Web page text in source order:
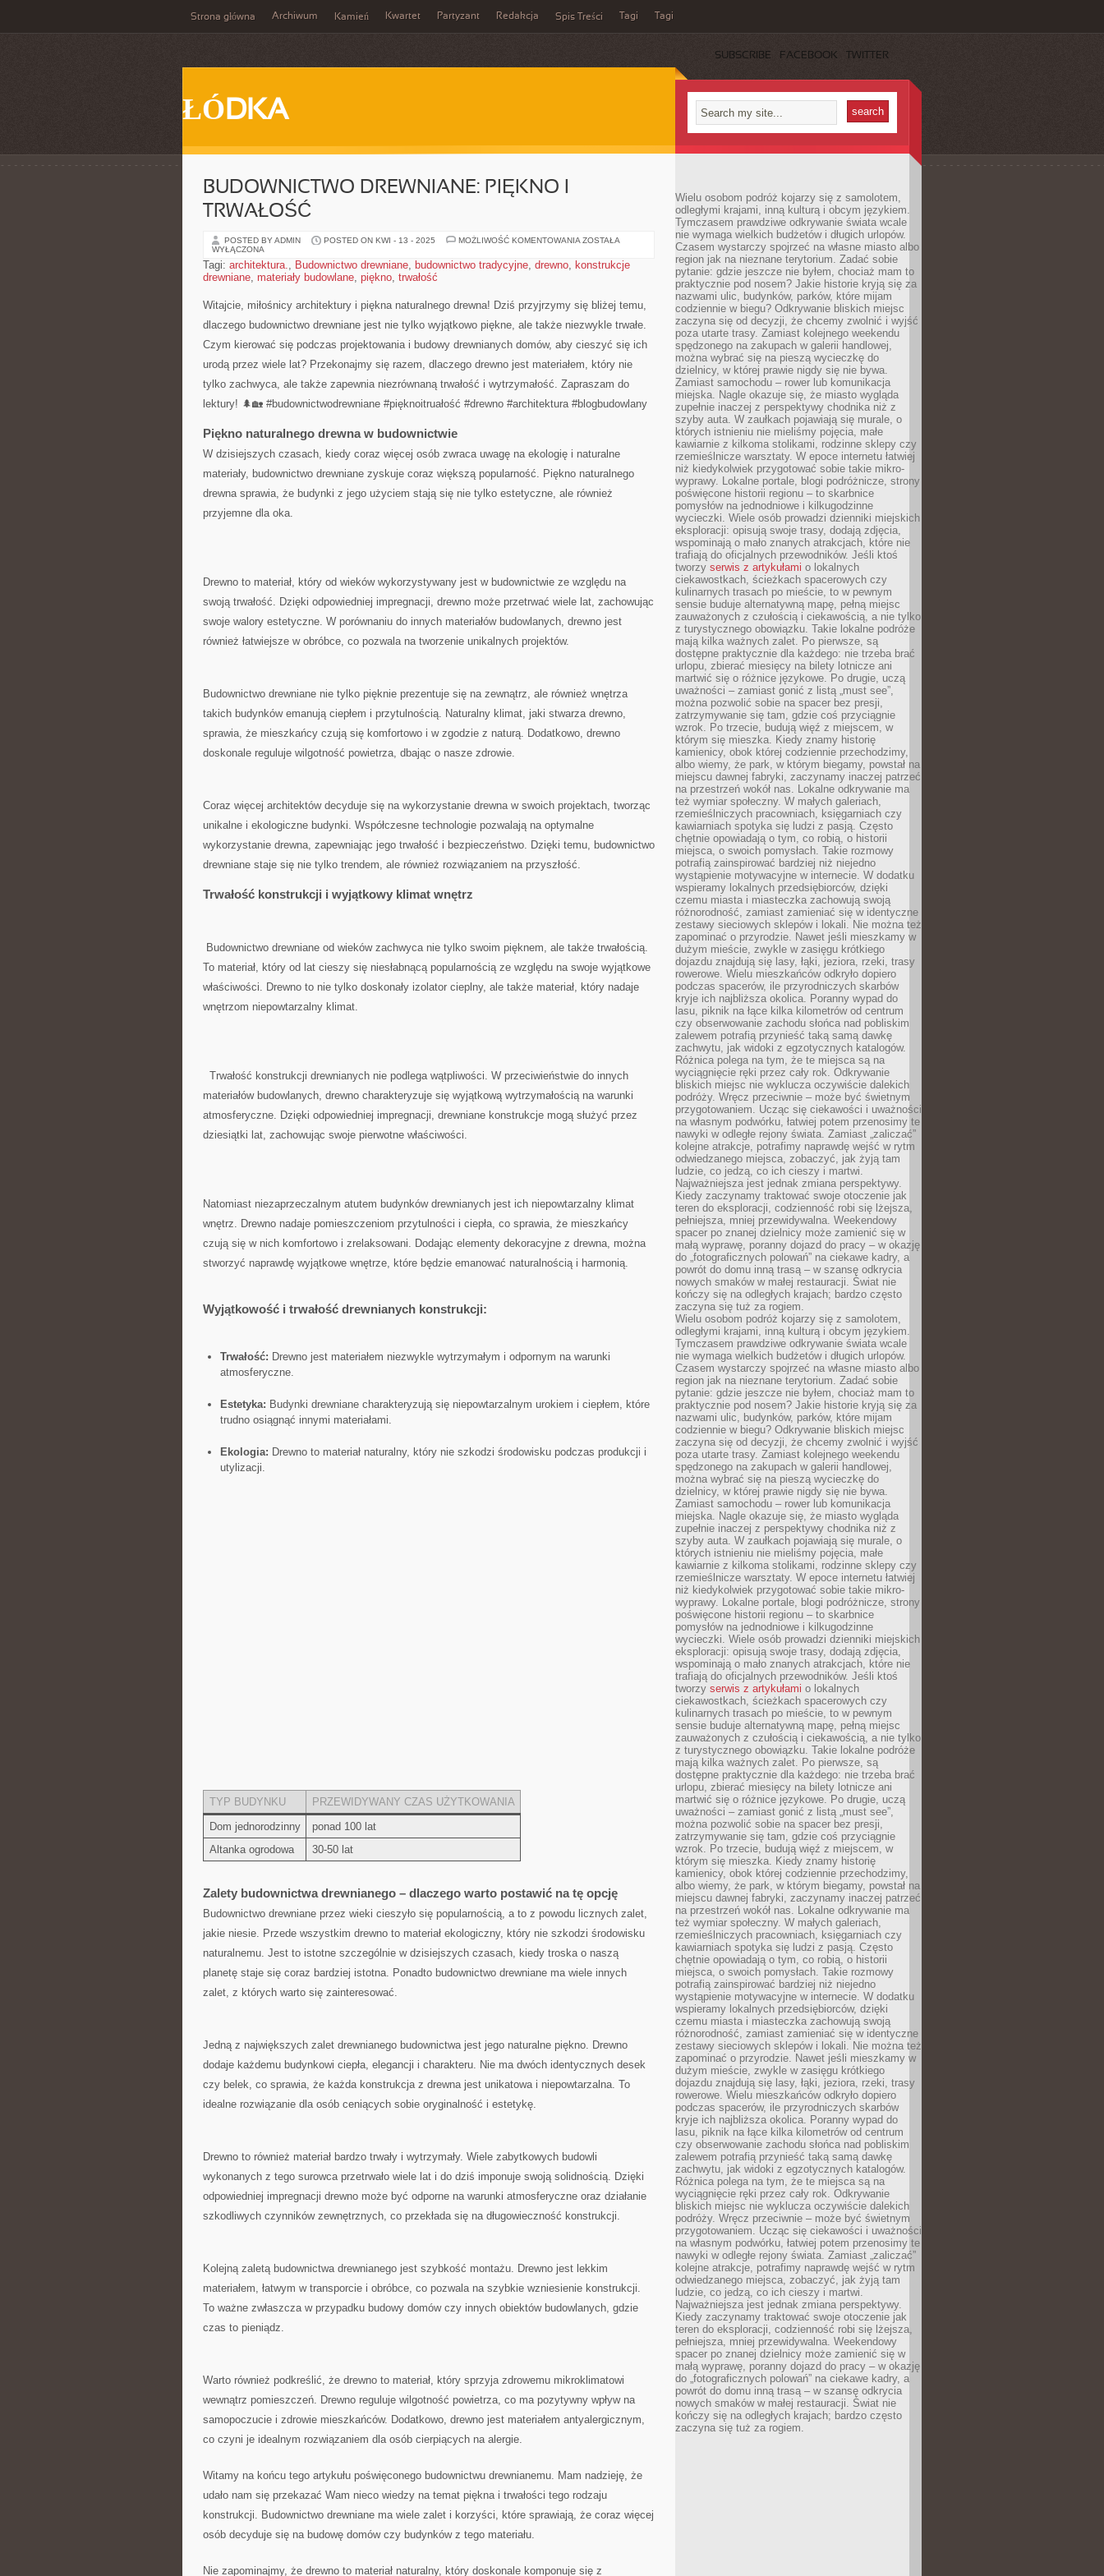
Strona główna Archiwum Kamień Kwartet Partyzant Redakcja Spis Treści Tagi Tagi
SUBSCRIBE FACEBOOK TWITTER
ŁÓDKA
BUDOWNICTWO DREWNIANE: PIĘKNO I
TRWAŁOŚĆ
POSTED BY ADMIN POSTED ON KWI - 13 - 2025 MOŻLIWOŚĆ KOMENTOWANIA BUDOWNICTWO
I
ZOSTAŁA
WYŁĄCZONA
Tagi: architektura., Budownictwo drewniane, budownictwo tradycyjne, drewno, konstrukcje
drewniane, materiały budowlane, piękno, trwałość
Witajcie, miłośnicy architektury i piękna naturalnego drewna! Dziś‌ przyjrzymy⁤ się bliżej temu,
dlaczego ⁢budownictwo ⁣drewniane jest nie ‌tylko wyjątkowo‍ piękne, ale⁢ także niezwykle trwałe.
Czym kierować się podczas projektowania i budowy drewnianych domów, aby cieszyć ⁤się ich‌
urodą przez wiele lat? Przekonajmy się razem, dlaczego drewno ⁤jest materiałem, który nie⁣
tylko zachwyca, ale także zapewnia niezrównaną trwałość i wytrzymałość. Zapraszam do
lektury! 🌲🏡 #budownictwodrewniane #pięknoitruałość #drewno​ #architektura‍ #blogbudowlany
Piękno‍ naturalnego drewna‌ w budownictwie
W⁤ dzisiejszych czasach, kiedy coraz więcej osób zwraca uwagę na ekologię i naturalne⁣
materiały, budownictwo drewniane⁤ zyskuje coraz większą popularność. Piękno naturalnego
drewna sprawia, że⁣ budynki z jego użyciem stają się⁤ nie tylko estetyczne, ⁣ale również
przyjemne dla oka.
Drewno to materiał, który od wieków wykorzystywany jest w budownictwie ⁤ze względu na
swoją trwałość. Dzięki odpowiedniej impregnacji, drewno może⁤ przetrwać wiele lat,⁣ zachowując
swoje walory estetyczne. W porównaniu do innych materiałów budowlanych, drewno‍ jest
⁢również łatwiejsze w obróbce, co pozwala na tworzenie unikalnych projektów.
Budownictwo drewniane nie tylko pięknie prezentuje się na zewnątrz, ale ​również wnętrza
takich budynków emanują⁣ ciepłem ⁤i‍ przytulnością. Naturalny klimat, jaki stwarza drewno,
sprawia, że mieszkańcy czują się komfortowo i w zgodzie z naturą. Dodatkowo,‍ drewno
⁣doskonale reguluje wilgotność powietrza, dbając o nasze zdrowie.
Coraz więcej architektów decyduje się ⁤na wykorzystanie drewna w ⁣swoich projektach, tworząc
⁤unikalne i⁢ ekologiczne budynki. Współczesne⁤ technologie pozwalają na optymalne
wykorzystanie ‌drewna, zapewniając jego trwałość i bezpieczeństwo. Dzięki temu, budownictwo
drewniane staje się nie tylko trendem, ale również rozwiązaniem na przyszłość.
Trwałość⁣ konstrukcji i‌ wyjątkowy⁢ klimat⁢ wnętrz
⁣ Budownictwo drewniane od wieków‍ zachwyca nie tylko swoim pięknem, ale także trwałością.
To materiał, ⁤który od ‍lat cieszy się niesłabnącą popularnością ze względu⁣ na ⁤swoje wyjątkowe‌
właściwości. Drewno to nie tylko doskonały izolator cieplny, ale także materiał, który nadaje
wnętrzom niepowtarzalny klimat.
‌ ⁤ Trwałość konstrukcji ​drewnianych nie podlega wątpliwości. W przeciwieństwie do innych
materiałów budowlanych, drewno charakteryzuje się wyjątkową wytrzymałością‍ na‌ warunki
atmosferyczne. Dzięki odpowiedniej impregnacji, drewniane konstrukcje mogą służyć przez
dziesiątki lat, zachowując swoje pierwotne właściwości.
Natomiast niezaprzeczalnym‍ atutem budynków drewnianych jest ich niepowtarzalny klimat
wnętrz. Drewno nadaje‌ pomieszczeniom przytulności ⁣i ciepła,​ co sprawia, że mieszkańcy
czują ‍się w nich komfortowo i​ zrelaksowani. Dodając elementy dekoracyjne z drewna, można
stworzyć naprawdę wyjątkowe wnętrze, które będzie emanować naturalnością i harmonią.
Wyjątkowość i trwałość‍ drewnianych konstrukcji:
Trwałość: Drewno jest materiałem niezwykle wytrzymałym i odpornym na warunki
atmosferyczne.
Estetyka: Budynki ⁢drewniane ⁣charakteryzują się niepowtarzalnym urokiem i ciepłem, które
trudno osiągnąć innymi ⁤materiałami.
Ekologia: Drewno to ​materiał naturalny, który nie szkodzi środowisku podczas produkcji i
utylizacji.
TYP BUDYNKU
PRZEWIDYWANY CZAS UŻYTKOWANIA
Dom jednorodzinny
ponad 100 lat
Altanka ogrodowa
30-50 lat
Zalety budownictwa drewnianego – dlaczego warto postawić na tę opcję
Budownictwo drewniane przez wieki ‍cieszyło się popularnością, a to⁤ z powodu licznych zalet,
jakie niesie. Przede wszystkim drewno to materiał ekologiczny, który nie szkodzi środowisku
naturalnemu. Jest ​to istotne szczególnie w dzisiejszych czasach, kiedy troska o naszą
planetę staje się ⁤coraz⁣ bardziej istotna. Ponadto budownictwo drewniane ma wiele innych
zalet, z których warto się ‌zainteresować.
Jedną ‌z ​największych zalet drewnianego budownictwa ‌jest jego naturalne​ piękno. Drewno
dodaje każdemu budynkowi ciepła, elegancji ​i charakteru. Nie ma​ dwóch⁤ identycznych desek
czy belek, ​co sprawia, że każda konstrukcja z drewna⁤ jest unikatowa i niepowtarzalna. To⁣
idealne rozwiązanie dla osób ⁢ceniących sobie oryginalność i estetykę.
Drewno to również materiał bardzo‌ trwały i wytrzymały.‌ Wiele zabytkowych​ budowli
wykonanych z tego surowca przetrwało wiele lat i do dziś imponuje swoją⁣ solidnością. Dzięki​
odpowiedniej impregnacji drewno może być odporne na warunki atmosferyczne oraz działanie
szkodliwych czynników ‌zewnętrznych, co przekłada się na ‌długowieczność konstrukcji.
Kolejną zaletą budownictwa drewnianego jest szybkość montażu.⁤ Drewno jest lekkim
materiałem, łatwym w transporcie i obróbce, co pozwala na szybkie ‌wzniesienie konstrukcji.
⁤To ważne zwłaszcza ​w przypadku ⁤budowy domów czy innych obiektów budowlanych, gdzie
czas ⁣to pieniądz.
Warto również ⁣podkreślić, że drewno to ​materiał,​ który sprzyja zdrowemu mikroklimatowi
wewnątrz pomieszczeń. Drewno reguluje wilgotność powietrza, co ma pozytywny wpływ na
⁢samopoczucie i ⁢zdrowie ⁤mieszkańców. Dodatkowo, drewno‍ jest materiałem antyalergicznym,
co czyni je idealnym rozwiązaniem dla osób ⁣cierpiących na alergie.
Witamy na końcu tego artykułu​ poświęconego ‌budownictwu drewnianemu. Mam nadzieję, że
udało nam się przekazać Wam nieco wiedzy⁤ na temat piękna i trwałości tego rodzaju
konstrukcji. ⁣Budownictwo drewniane ma wiele zalet i korzyści, które sprawiają, że coraz więcej
‌osób⁤ decyduje się na ⁢budowę domów czy budynków z tego materiału.
Nie⁤ zapominajmy, że drewno to materiał naturalny,‍ który doskonale komponuje się z
Wielu osobom podróż kojarzy się z samolotem,
odległymi krajami, inną kulturą i obcym językiem.
Tymczasem prawdziwe odkrywanie świata wcale
nie wymaga wielkich budżetów i długich urlopów.
Czasem wystarczy spojrzeć na własne miasto albo
region jak na nieznane terytorium. Zadać sobie
pytanie: gdzie jeszcze nie byłem, chociaż mam to
praktycznie pod nosem? Jakie historie kryją się za
nazwami ulic, budynków, parków, które mijam
codziennie w biegu? Odkrywanie bliskich miejsc
zaczyna się od decyzji, że chcemy zwolnić i wyjść
poza utarte trasy. Zamiast kolejnego weekendu
spędzonego na zakupach w galerii handlowej,
można wybrać się na pieszą wycieczkę do
dzielnicy, w której prawie nigdy się nie bywa.
Zamiast samochodu – rower lub komunikacja
miejska. Nagle okazuje się, że miasto wygląda
zupełnie inaczej z perspektywy chodnika niż z
szyby auta. W zaułkach pojawiają się murale, o
których istnieniu nie mieliśmy pojęcia, małe
kawiarnie z kilkoma stolikami, rodzinne sklepy czy
rzemieślnicze warsztaty. W epoce internetu łatwiej
niż kiedykolwiek przygotować sobie takie mikro-
wyprawy. Lokalne portale, blogi podróżnicze, strony
poświęcone historii regionu – to skarbnice
pomysłów na jednodniowe i kilkugodzinne
wycieczki. Wiele osób prowadzi dzienniki miejskich
eksploracji: opisują swoje trasy, dodają zdjęcia,
wspominają o mało znanych atrakcjach, które nie
trafiają do oficjalnych przewodników. Jeśli ktoś
tworzy serwis z artykułami o lokalnych
ciekawostkach, ścieżkach spacerowych czy
kulinarnych trasach po mieście, to w pewnym
sensie buduje alternatywną mapę, pełną miejsc
zauważonych z czułością i ciekawością, a nie tylko
z turystycznego obowiązku. Takie lokalne podróże
mają kilka ważnych zalet. Po pierwsze, są
dostępne praktycznie dla każdego: nie trzeba brać
urlopu, zbierać miesięcy na bilety lotnicze ani
martwić się o różnice językowe. Po drugie, uczą
uważności – zamiast gonić z listą „must see”,
można pozwolić sobie na spacer bez presji,
zatrzymywanie się tam, gdzie coś przyciągnie
wzrok. Po trzecie, budują więź z miejscem, w
którym się mieszka. Kiedy znamy historię
kamienicy, obok której codziennie przechodzimy,
albo wiemy, że park, w którym biegamy, powstał na
miejscu dawnej fabryki, zaczynamy inaczej patrzeć
na przestrzeń wokół nas. Lokalne odkrywanie ma
też wymiar społeczny. W małych galeriach,
rzemieślniczych pracowniach, księgarniach czy
kawiarniach spotyka się ludzi z pasją. Często
chętnie opowiadają o tym, co robią, o historii
miejsca, o swoich pomysłach. Takie rozmowy
potrafią zainspirować bardziej niż niejedno
wystąpienie motywacyjne w internecie. W dodatku
wspieramy lokalnych przedsiębiorców, dzięki
czemu miasta i miasteczka zachowują swoją
różnorodność, zamiast zamieniać się w identyczne
zestawy sieciowych sklepów i lokali. Nie można też
zapominać o przyrodzie. Nawet jeśli mieszkamy w
dużym mieście, zwykle w zasięgu krótkiego
dojazdu znajdują się lasy, łąki, jeziora, rzeki, trasy
rowerowe. Wielu mieszkańców odkryło dopiero
podczas spacerów, ile przyrodniczych skarbów
kryje ich najbliższa okolica. Poranny wypad do
lasu, piknik na łące kilka kilometrów od centrum
czy obserwowanie zachodu słońca nad pobliskim
zalewem potrafią przynieść taką samą dawkę
zachwytu, jak widoki z egzotycznych katalogów.
Różnica polega na tym, że te miejsca są na
wyciągnięcie ręki przez cały rok. Odkrywanie
bliskich miejsc nie wyklucza oczywiście dalekich
podróży. Wręcz przeciwnie – może być świetnym
przygotowaniem. Ucząc się ciekawości i uważności
na własnym podwórku, łatwiej potem przenosimy te
nawyki w odległe rejony świata. Zamiast „zaliczać”
kolejne atrakcje, potrafimy naprawdę wejść w rytm
odwiedzanego miejsca, zobaczyć, jak żyją tam
ludzie, co jedzą, co ich cieszy i martwi.
Najważniejsza jest jednak zmiana perspektywy.
Kiedy zaczynamy traktować swoje otoczenie jak
teren do eksploracji, codzienność robi się lżejsza,
pełniejsza, mniej przewidywalna. Weekendowy
spacer po znanej dzielnicy może zamienić się w
małą wyprawę, poranny dojazd do pracy – w okazję
do „fotograficznych polowań” na ciekawe kadry, a
powrót do domu inną trasą – w szansę odkrycia
nowych smaków w małej restauracji. Świat nie
kończy się na odległych krajach; bardzo często
zaczyna się tuż za rogiem.
Wielu osobom podróż kojarzy się z samolotem,
odległymi krajami, inną kulturą i obcym językiem.
Tymczasem prawdziwe odkrywanie świata wcale
nie wymaga wielkich budżetów i długich urlopów.
Czasem wystarczy spojrzeć na własne miasto albo
region jak na nieznane terytorium. Zadać sobie
pytanie: gdzie jeszcze nie byłem, chociaż mam to
praktycznie pod nosem? Jakie historie kryją się za
nazwami ulic, budynków, parków, które mijam
codziennie w biegu? Odkrywanie bliskich miejsc
zaczyna się od decyzji, że chcemy zwolnić i wyjść
poza utarte trasy. Zamiast kolejnego weekendu
spędzonego na zakupach w galerii handlowej,
można wybrać się na pieszą wycieczkę do
dzielnicy, w której prawie nigdy się nie bywa.
Zamiast samochodu – rower lub komunikacja
miejska. Nagle okazuje się, że miasto wygląda
zupełnie inaczej z perspektywy chodnika niż z
szyby auta. W zaułkach pojawiają się murale, o
których istnieniu nie mieliśmy pojęcia, małe
kawiarnie z kilkoma stolikami, rodzinne sklepy czy
rzemieślnicze warsztaty. W epoce internetu łatwiej
niż kiedykolwiek przygotować sobie takie mikro-
wyprawy. Lokalne portale, blogi podróżnicze, strony
poświęcone historii regionu – to skarbnice
pomysłów na jednodniowe i kilkugodzinne
wycieczki. Wiele osób prowadzi dzienniki miejskich
eksploracji: opisują swoje trasy, dodają zdjęcia,
wspominają o mało znanych atrakcjach, które nie
trafiają do oficjalnych przewodników. Jeśli ktoś
tworzy serwis z artykułami o lokalnych
ciekawostkach, ścieżkach spacerowych czy
kulinarnych trasach po mieście, to w pewnym
sensie buduje alternatywną mapę, pełną miejsc
zauważonych z czułością i ciekawością, a nie tylko
z turystycznego obowiązku. Takie lokalne podróże
mają kilka ważnych zalet. Po pierwsze, są
dostępne praktycznie dla każdego: nie trzeba brać
urlopu, zbierać miesięcy na bilety lotnicze ani
martwić się o różnice językowe. Po drugie, uczą
uważności – zamiast gonić z listą „must see”,
można pozwolić sobie na spacer bez presji,
zatrzymywanie się tam, gdzie coś przyciągnie
wzrok. Po trzecie, budują więź z miejscem, w
którym się mieszka. Kiedy znamy historię
kamienicy, obok której codziennie przechodzimy,
albo wiemy, że park, w którym biegamy, powstał na
miejscu dawnej fabryki, zaczynamy inaczej patrzeć
na przestrzeń wokół nas. Lokalne odkrywanie ma
też wymiar społeczny. W małych galeriach,
rzemieślniczych pracowniach, księgarniach czy
kawiarniach spotyka się ludzi z pasją. Często
chętnie opowiadają o tym, co robią, o historii
miejsca, o swoich pomysłach. Takie rozmowy
potrafią zainspirować bardziej niż niejedno
wystąpienie motywacyjne w internecie. W dodatku
wspieramy lokalnych przedsiębiorców, dzięki
czemu miasta i miasteczka zachowują swoją
różnorodność, zamiast zamieniać się w identyczne
zestawy sieciowych sklepów i lokali. Nie można też
zapominać o przyrodzie. Nawet jeśli mieszkamy w
dużym mieście, zwykle w zasięgu krótkiego
dojazdu znajdują się lasy, łąki, jeziora, rzeki, trasy
rowerowe. Wielu mieszkańców odkryło dopiero
podczas spacerów, ile przyrodniczych skarbów
kryje ich najbliższa okolica. Poranny wypad do
lasu, piknik na łące kilka kilometrów od centrum
czy obserwowanie zachodu słońca nad pobliskim
zalewem potrafią przynieść taką samą dawkę
zachwytu, jak widoki z egzotycznych katalogów.
Różnica polega na tym, że te miejsca są na
wyciągnięcie ręki przez cały rok. Odkrywanie
bliskich miejsc nie wyklucza oczywiście dalekich
podróży. Wręcz przeciwnie – może być świetnym
przygotowaniem. Ucząc się ciekawości i uważności
na własnym podwórku, łatwiej potem przenosimy te
nawyki w odległe rejony świata. Zamiast „zaliczać”
kolejne atrakcje, potrafimy naprawdę wejść w rytm
odwiedzanego miejsca, zobaczyć, jak żyją tam
ludzie, co jedzą, co ich cieszy i martwi.
Najważniejsza jest jednak zmiana perspektywy.
Kiedy zaczynamy traktować swoje otoczenie jak
teren do eksploracji, codzienność robi się lżejsza,
pełniejsza, mniej przewidywalna. Weekendowy
spacer po znanej dzielnicy może zamienić się w
małą wyprawę, poranny dojazd do pracy – w okazję
do „fotograficznych polowań” na ciekawe kadry, a
powrót do domu inną trasą – w szansę odkrycia
nowych smaków w małej restauracji. Świat nie
kończy się na odległych krajach; bardzo często
zaczyna się tuż za rogiem.